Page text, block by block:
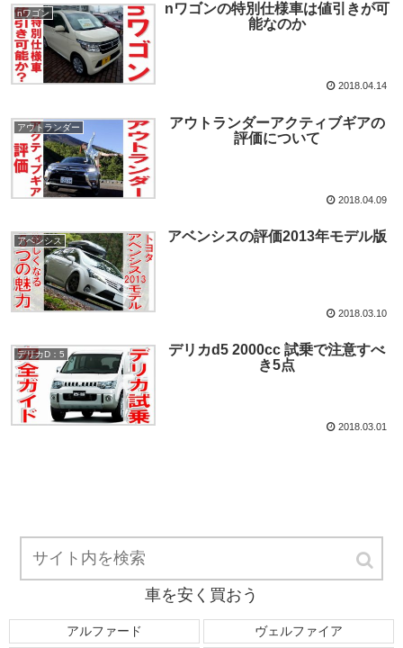
nワゴン
nワゴンの特別仕様車は値引きが可
能なのか
2018.04.14
アウトランダー
アウトランダーアクティブギアの
評価について
2018.04.09
アベンシス アベンシスの評価2013年モデル版
2018.03.10
デリカD：5
デリカd5 2000cc 試乗で注意すべ
き5点
2018.03.01
車を安く買おう
アルファード ヴェルファイア